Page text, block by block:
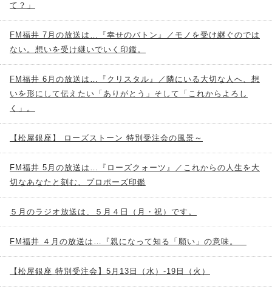
て？」
FM福井 7月の放送は…『幸せのバトン』／モノを受け継ぐのでは
ない。想いを受け継いでいく印鑑。
FM福井 6月の放送は…『クリスタル』／隣にいる大切な人へ、想
いを形にして伝えたい「ありがとう」そして「これからよろし
く」。
【松屋銀座】 ローズストーン 特別受注会の風景～
FM福井 5月の放送は…『ローズクォーツ』／これからの人生を大
切なあなたと刻む、プロポーズ印鑑
５月のラジオ放送は、５月４日（月・祝）です。
FM福井 ４月の放送は…『親になって知る「願い」の意味。
【松屋銀座 特別受注会】5月13日（水）-19日（火）